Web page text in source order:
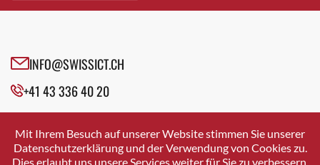
Cham
Davos Platz
Davos Platz 1
Dietikon
Dietlikon
INFO@SWISSICT.CH
+41 43 336 40 20
SWISSICT
VULKANSTRASSE 120
8048 ZURICH
Mit Ihrem Besuch auf unserer Website stimmen Sie unserer
Datenschutzerklärung und der Verwendung von Cookies zu.
Dies erlaubt uns unsere Services weiter für Sie zu verbessern.